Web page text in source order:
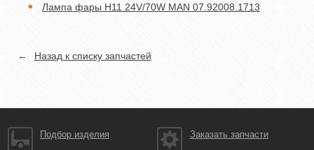
Лампа фары H11 24V/70W MAN 07.92008.1713
← Назад к списку запчастей
Подбор изделия Заказать запчасти